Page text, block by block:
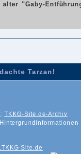
"Gaby-
Tarzan!
: TKKG-Site.de-Archiv